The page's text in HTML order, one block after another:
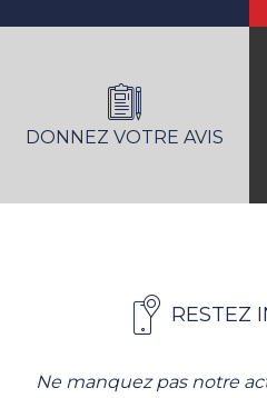
DONNEZ VOTRE AVIS
RESTEZ
Ne manquez pas notre